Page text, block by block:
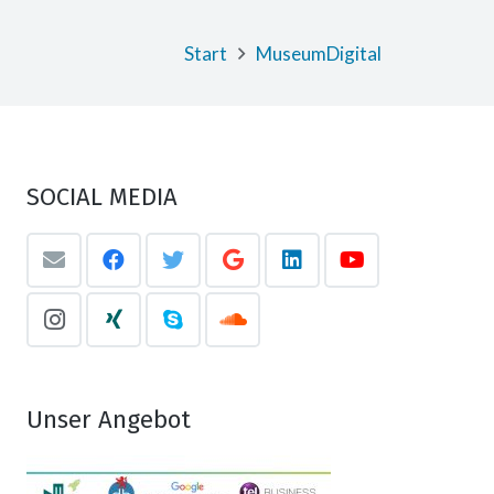
Start MuseumDigital
SOCIAL MEDIA
Unser Angebot